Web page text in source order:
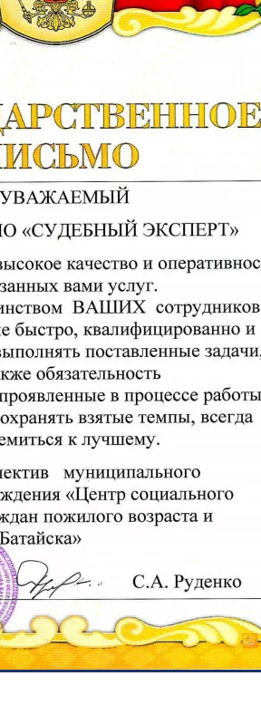
Психологическая экспертиза
Строительная экспертиза